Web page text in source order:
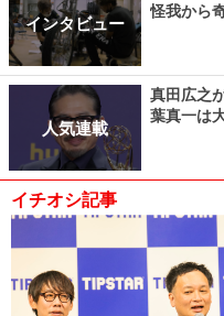
インタビュー
怪我から
人気連載
真田広之
葉真一は
イチオシ記事